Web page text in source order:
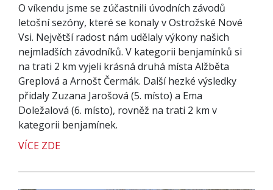
O víkendu jsme se zúčastnili úvodních závodů
letošní sezóny, které se konaly v Ostrožské Nové
Vsi. Největší radost nám udělaly výkony našich
nejmladších závodníků. V kategorii benjamínků si
na trati 2 km vyjeli krásná druhá místa Alžběta
Greplová a Arnošt Čermák. Další hezké výsledky
přidaly Zuzana Jarošová (5. místo) a Ema
Doležalová (6. místo), rovněž na trati 2 km v
kategorii benjamínek.
VÍCE ZDE